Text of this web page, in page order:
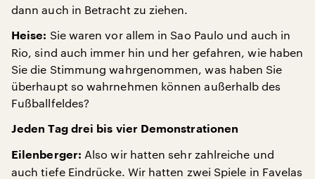
dann auch in Betracht zu ziehen.
Heise: Sie waren vor allem in Sao Paulo und auch in
Rio, sind auch immer hin und her gefahren, wie haben
Sie die Stimmung wahrgenommen, was haben Sie
überhaupt so wahrnehmen können außerhalb des
Fußballfeldes?
Jeden Tag drei bis vier Demonstrationen
Eilenberger: Also wir hatten sehr zahlreiche und
auch tiefe Eindrücke. Wir hatten zwei Spiele in Favelas